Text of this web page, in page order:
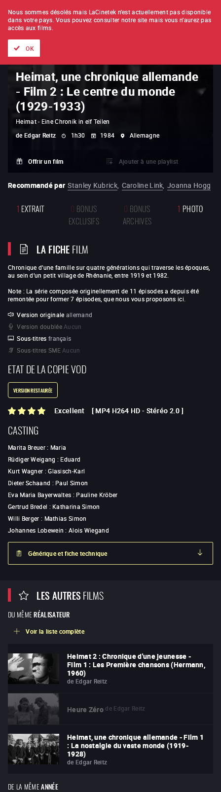
À L'UNITÉ ABONNEMENT
Heimat, une chronique allemande
- Film 2 : Le centre du monde
(1929-1933)
Heimat - Eine Chronik in elf Teilen
de Edgar Reitz 1h30 1984 Allemagne
Offrir un film Ajouter à une playlist
Recommandé par Stanley Kubrick, Caroline Link, Joanna Hogg
1 EXTRAIT 0 BONUS
EXCLUSIFS
0 BONUS
ARCHIVES
1 PHOTO
LA FICHEFILM
Chronique d’une famille sur quatre générations qui traverse les époques,
au sein d’un petit village de Rhénanie, entre 1919 et 1982.
Note : La série composée originellement de 11 épisodes a depuis été
remontée pour former 7 épisodes, que nous vous proposons ici.
Version originale allemand
Version doublée Aucun
Sous-titres français
Sous-titres SME Aucun
ETAT DE LA COPIE VOD
VERSION RESTAURÉE
Excellent [ MP4 H264 HD - Stéréo 2.0 ]
CASTING
Marita Breuer: Maria
Rüdiger Weigang : Eduard
Kurt Wagner :Glasisch-Karl
Dieter Schaand : Paul Simon
Eva Maria Bayerwaltes : Pauline Kröber
Gertrud Bredel : Katharina Simon
Willi Berger : Mathias Simon
Johannes Lobewein :Alois Wiegand
Générique et fiche technique
LES AUTRESFILMS
DU MÊME RÉALISATEUR
Voir la liste complète
Heimat 2 : Chronique d'une jeunesse -
Film 1 : Les Première chansons (Hermann,
1960)
de Edgar Reitz
Heure Zéro de Edgar Reitz
Heimat, une chronique allemande - Film 1
: La nostalgie du vaste monde (1919-
1928)
de Edgar Reitz
DE LA MÊME ANNÉE
Nous sommes désolés mais LaCinetek n'est actuellement pas disponible
dans votre pays. Vous pouvez consulter notre site mais vous n'aurez pas
accès aux films.
OK